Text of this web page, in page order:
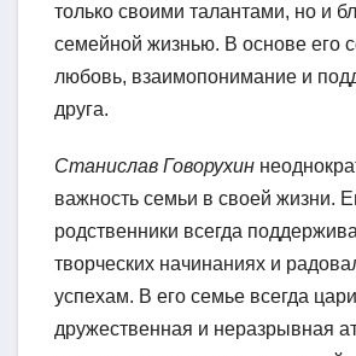
только своими талантами, но и
семейной жизнью. В основе его
любовь, взаимопонимание и
друга.
Станислав Говорухин
важность семьи в своей жизни.
родственники всегда
творческих начинаниях и
успехам. В его семье всегда
дружественная и неразрывная